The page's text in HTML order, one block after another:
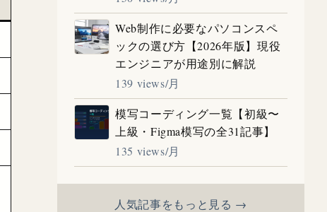
Web制作に必要なパソコンスペ
ックの選び方【2026年版】現役
エンジニアが用途別に解説
139 views/月
模写コーディング一覧【初級〜
上級・Figma模写の全31記事】
135 views/月
人気記事をもっと見る →